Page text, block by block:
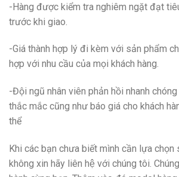
-Hàng được kiểm tra nghiêm ngặt đạt
trước khi giao.
-Giá thành hợp lý đi kèm với sản phẩm
hợp với nhu cầu của mọi khách hàng.
-Đội ngũ nhân viên phản hồi nhanh
thắc mắc cũng như báo giá cho khách
thể
Khi các bạn chưa biết mình cần lựa chọn
không xin hãy liên hệ với chúng tôi.